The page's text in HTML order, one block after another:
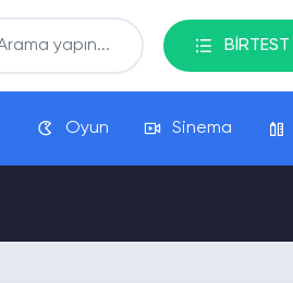
BİRTEST
Oyun Sinema